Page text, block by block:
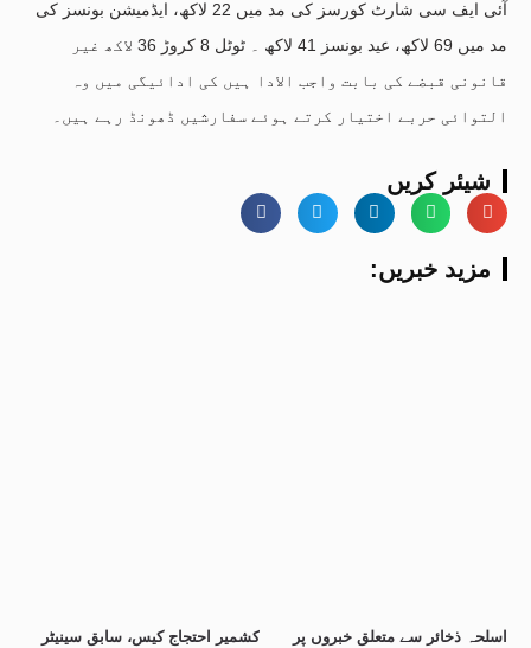
آئی ایف سی شارٹ کورسز کی مد میں 22 لاکھ، ایڈمیشن بونسز کی
مد میں 69 لاکھ، عید بونسز 41 لاکھ ۔ ٹوٹل 8 کروڑ 36 لاکھ غیر
قانونی قبضے کی بابت واجب الادا ہیں کی ادائیگی میں وہ
التوائی حربے اختیار کرتے ہوئے سفارشیں ڈھونڈ رہے ہیں۔
شیئر کریں
:مزید خبریں
کشمیر احتجاج کیس، سابق سینیٹر
اسلحہ ذخائر سے متعلق خبروں پر